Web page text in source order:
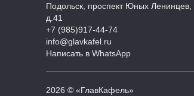
Подольск, проспект Юных Ленинцев,
д.41
+7 (985)917-44-74
info@glavkafel.ru
Написать в WhatsApp
2026 © «ГлавКафель»